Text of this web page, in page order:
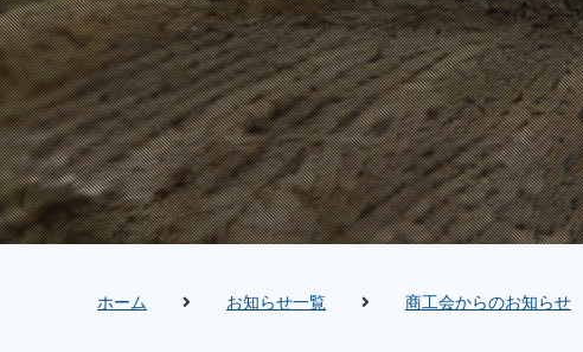
ホーム お知らせ一覧 商工会からのお知らせ